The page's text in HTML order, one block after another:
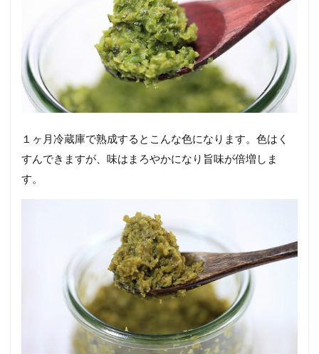
１ヶ月冷蔵庫で熟成するとこんな色になります。色はく
すんできますが、味はまろやかになり旨味が倍増しま
す。